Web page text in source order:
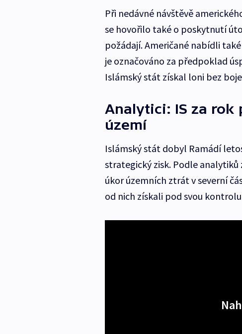
Při nedávné návštěvě
se hovořilo také o poskytnutí
požádají. Američané nabídli
je označováno za předpoklad
Islámský stát získal loni bez
Analytici: IS za rok
území
Islámský stát dobyl Ramádí
strategický zisk. Podle analytiků
úkor územních ztrát v severní
od nich získali pod svou